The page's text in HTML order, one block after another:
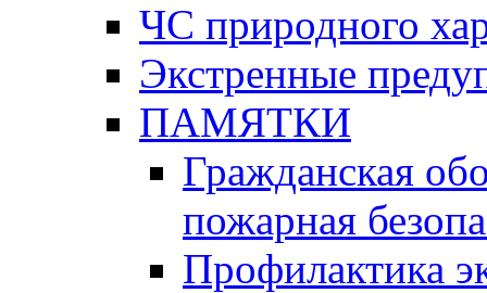
ЧС природного
Экстренные
ПАМЯТКИ
Гражданская
пожарная
Профилактика